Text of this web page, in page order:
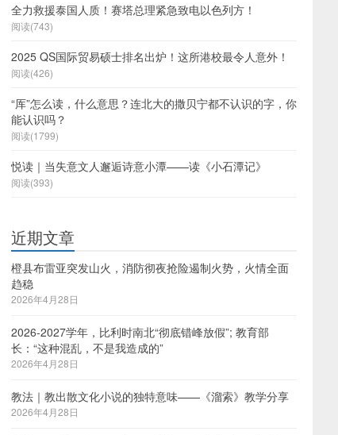
全力救援泰国人质！赛塔总理紧急致电以色列方！
阅读(743)
2025 QS国际贸易硕士排名出炉！这所港校最令人意外！
阅读(426)
“厍”怎么读，什么意思？连北大的撒贝宁都不认识的字，你
能认识吗？
阅读(1799)
悦读｜当失意文人邂逅诗意小潭——读《小石潭记》
阅读(393)
近期文章
橙县布雷亚突发山火，消防彻夜抢险遏制火势，火情全面
趋稳
2026年4月28日
2026-2027学年，比利时南北“彻底错峰放假”; 教育部
长：“这种混乱，不是我造成的”
2026年4月28日
教法｜教出散文化小说的独特意味——《溜索》教学分享
2026年4月28日